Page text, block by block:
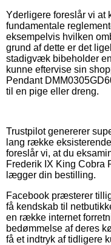
Yderligere foreslår vi at
fundamentale
eksempelvis hvilken
grund af dette er det
stadigvæk bibeholder
kunne eftervise sin
Pendant
til en pige eller dreng.
Trustpilot genererer
lang række
foreslår vi, at du
Frederik IX King Cobra
lægger din bestilling.
Facebook præsterer
få kendskab til
en række internet
bedømmelse af deres
få et indtryk af tidligere